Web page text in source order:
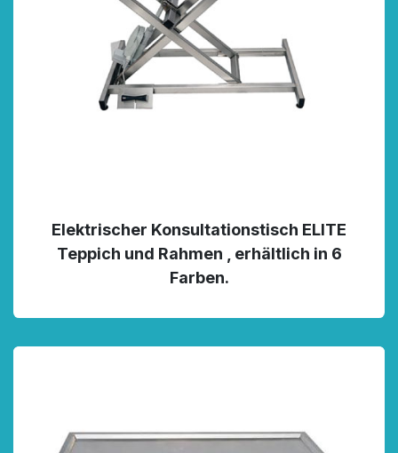
Elektrischer Konsultationstisch ELITE
Teppich und Rahmen , erhältlich in 6
Farben.